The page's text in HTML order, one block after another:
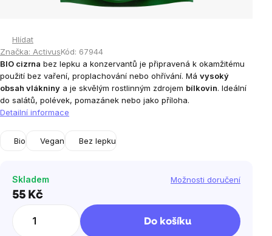
Hlídat
Značka: ActivusKód: 67944
BIO cizrna bez lepku a konzervantů je připravená k okamžitému
použití bez vaření, proplachování nebo ohřívání. Má vysoký
obsah vlákniny a je skvělým rostlinným zdrojem bílkovin. Ideální
do salátů, polévek, pomazánek nebo jako příloha.
Detailní informace
Bio Vegan Bez lepku
Skladem Možnosti doručení
55 Kč
Do košíku